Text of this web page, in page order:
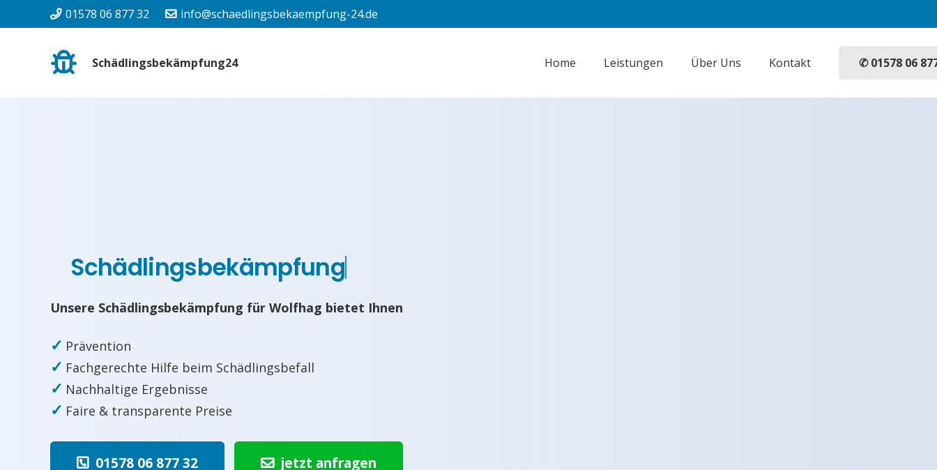
01578 06 877 32 info@schaedlingsbekaempfung-24.de
Schädlingsbekämpfung24 Home Leistungen Über Uns Kontakt ✆ 01578 06
Schädlingsbekämpfung
Unsere Schädlingsbekämpfung für Wolfhag bietet Ihnen
✓ Prävention
✓ Fachgerechte Hilfe beim Schädlingsbefall
✓ Nachhaltige Ergebnisse
✓ Faire & transparente Preise
01578 06 877 32 jetzt anfragen